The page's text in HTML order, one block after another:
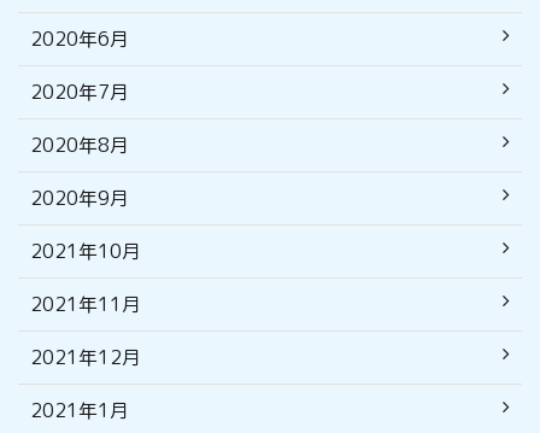
2020年6月
2020年7月
2020年8月
2020年9月
2021年10月
2021年11月
2021年12月
2021年1月